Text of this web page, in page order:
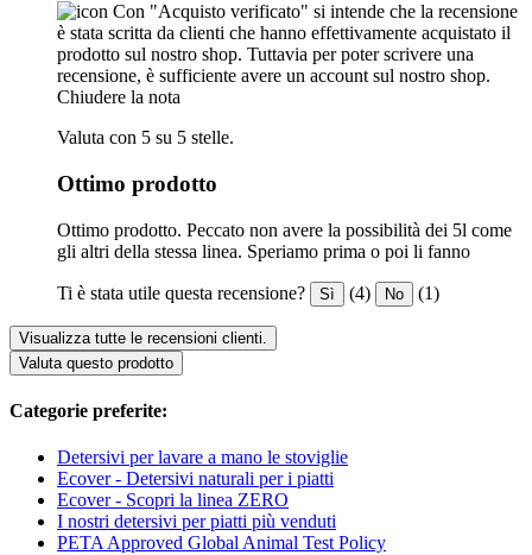
Con "Acquisto verificato" si intende che la recensione
è stata scritta da clienti che hanno effettivamente acquistato il
prodotto sul nostro shop. Tuttavia per poter scrivere una
recensione, è sufficiente avere un account sul nostro shop.
Chiudere la nota
Valuta con 5 su 5 stelle.
Ottimo prodotto
Ottimo prodotto. Peccato non avere la possibilità dei 5l come
gli altri della stessa linea. Speriamo prima o poi li fanno
Ti è stata utile questa recensione? Sì (4) No (1)
Visualizza tutte le recensioni clienti.
Valuta questo prodotto
Categorie preferite:
Detersivi per lavare a mano le stoviglie
Ecover - Detersivi naturali per i piatti
Ecover - Scopri la linea ZERO
I nostri detersivi per piatti più venduti
PETA Approved Global Animal Test Policy